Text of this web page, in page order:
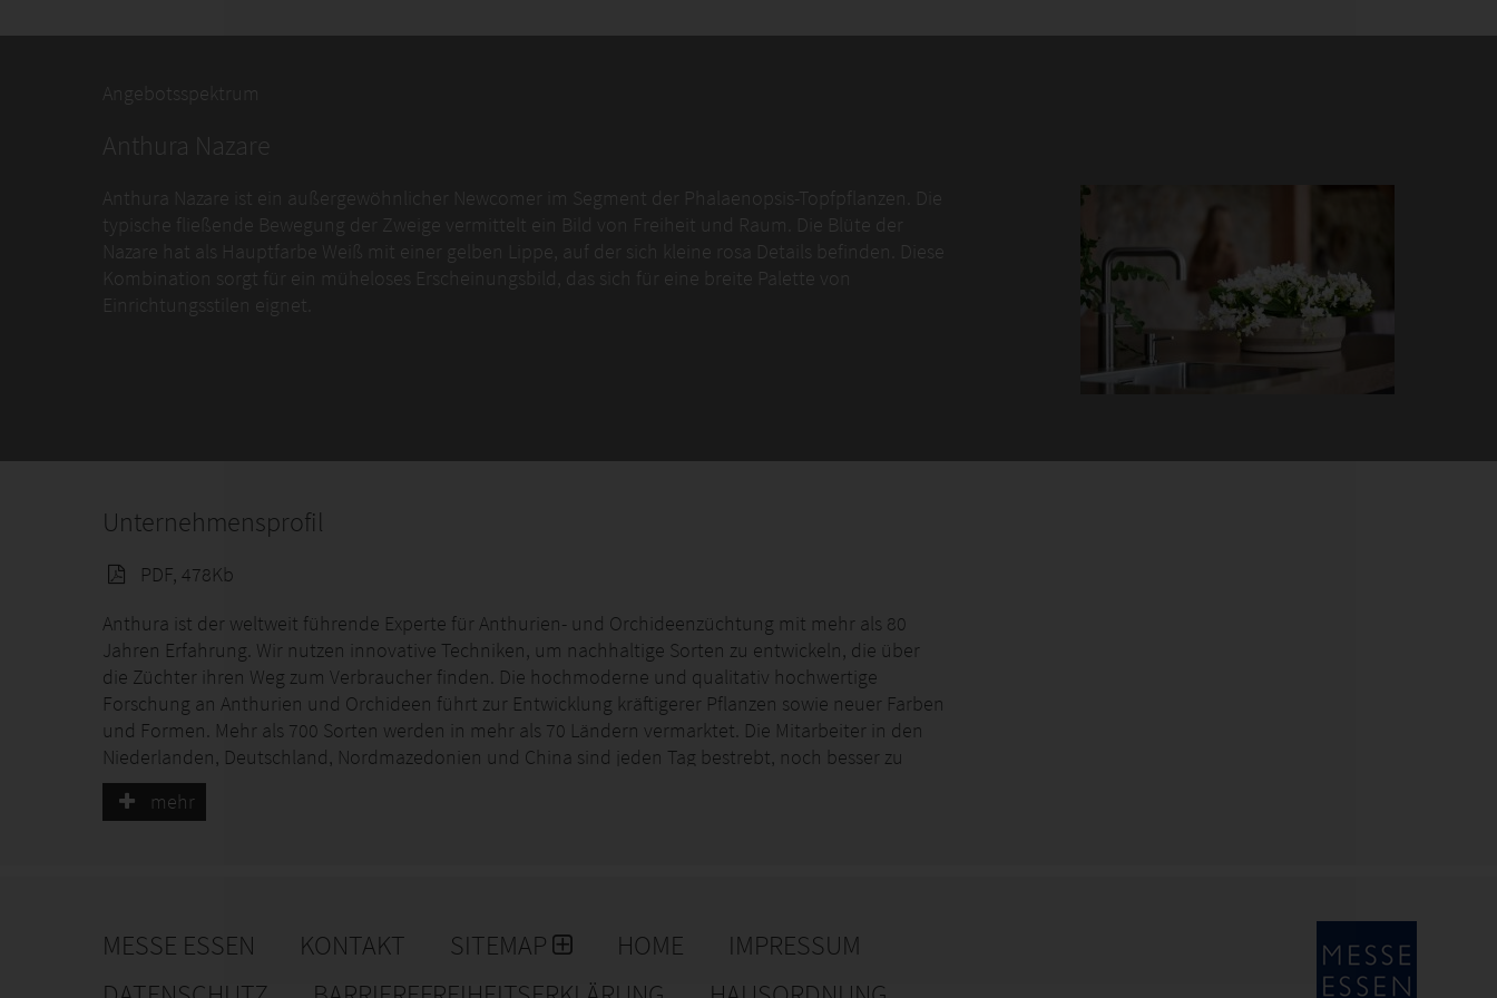
Angebotsspektrum
Anthura Nazare
Anthura Nazare ist ein außergewöhnlicher Newcomer im Segment der Phalaenopsis-Topfpflanzen. Die
typische fließende Bewegung der Zweige vermittelt ein Bild von Freiheit und Raum. Die Blüte der
Nazare hat als Hauptfarbe Weiß mit einer gelben Lippe, auf der sich kleine rosa Details befinden. Diese
Kombination sorgt für ein müheloses Erscheinungsbild, das sich für eine breite Palette von
Einrichtungsstilen eignet.
Unternehmensprofil
PDF, 478Kb
Anthura ist der weltweit führende Experte für Anthurien- und Orchideenzüchtung mit mehr als 80
Jahren Erfahrung. Wir nutzen innovative Techniken, um nachhaltige Sorten zu entwickeln, die über
die Züchter ihren Weg zum Verbraucher finden. Die hochmoderne und qualitativ hochwertige
Forschung an Anthurien und Orchideen führt zur Entwicklung kräftigerer Pflanzen sowie neuer Farben
und Formen. Mehr als 700 Sorten werden in mehr als 70 Ländern vermarktet. Die Mitarbeiter in den
Niederlanden, Deutschland, Nordmazedonien und China sind jeden Tag bestrebt, noch besser zu
werden.
hat.
mehr
MESSE ESSEN KONTAKT SITEMAP HOME
IMPRESSUM